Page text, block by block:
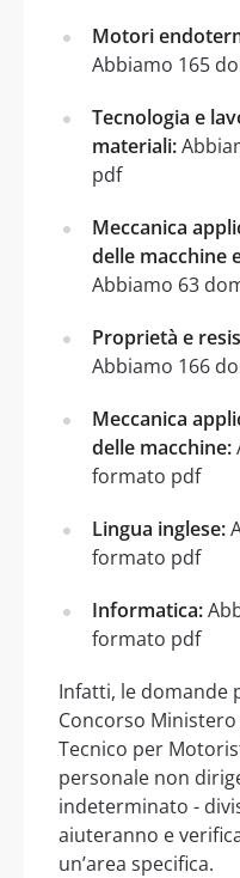
Motori
Abbiamo 165
Tecnologia e
materiali:
pdf
Meccanica
delle macchine
Abbiamo 63
Proprietà e
Abbiamo 166
Meccanica
delle macchine:
formato pdf
Lingua inglese:
formato pdf
Informatica:
formato pdf
Infatti, le domande
Concorso
Tecnico per
personale non
indeterminato -
aiuteranno e
un’area specifica.